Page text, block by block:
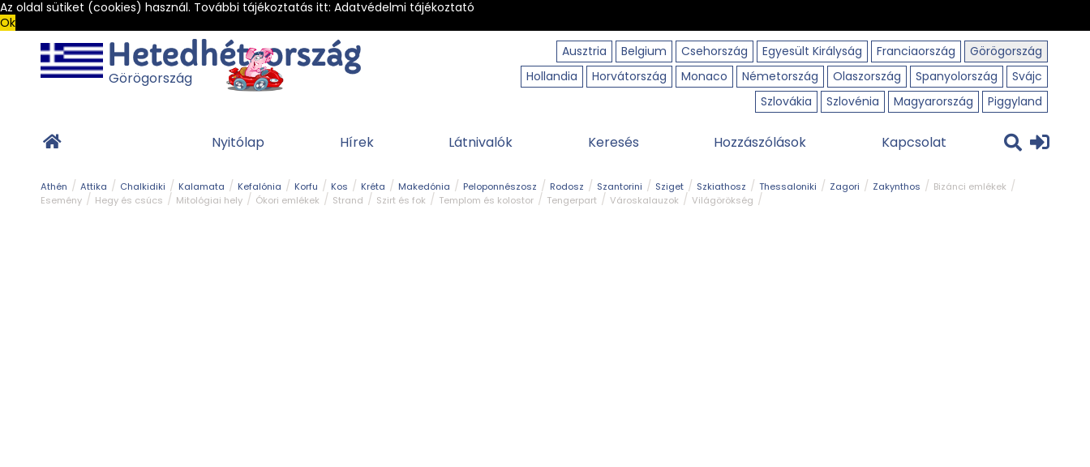
Az oldal sütiket (cookies) használ. További tájékoztatás itt: Adatvédelmi tájékoztató
Ok
Ausztria
Belgium Csehország Egyesült Királyság Franciaország
Görögország
Hollandia
Horvátország Monaco Németország Olaszország Spanyolország
Svájc
Szlovákia
Szlovénia Magyarország Piggyland
Görögország
Nyitólap Hírek Látnivalók Keresés Hozzászólások Kapcsolat
Athén Attika Chalkidiki Kalamata Kefalónia Korfu Kos Kréta Makedónia Peloponnészosz Rodosz Szantorini Sziget Szkiathosz Thessaloniki Zagori Zakynthos
Bizánci emlékek
Esemény
Hegy és csúcs Mitológiai hely Ókori emlékek Strand Szirt és fok Templom és kolostor Tengerpart Városkalauzok Világörökség